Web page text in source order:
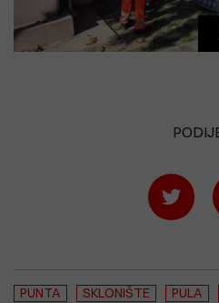
PUNTA SKLONIŠTE PULA